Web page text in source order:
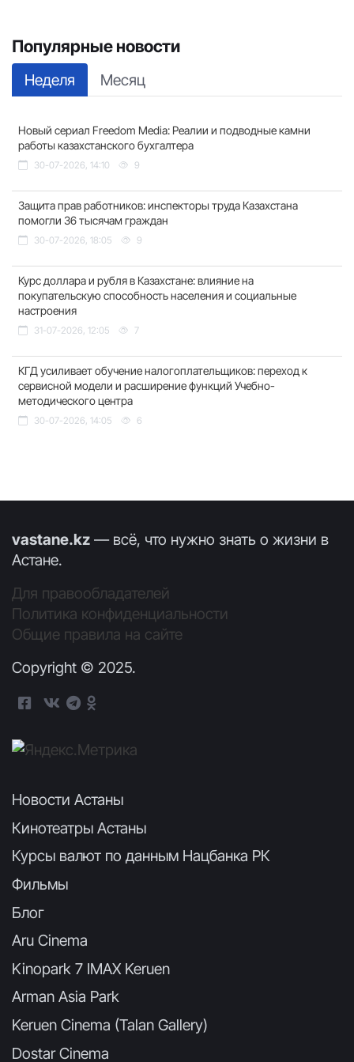
Популярные новости
Неделя Месяц
Новый сериал Freedom Media: Реалии и подводные камни
работы казахстанского бухгалтера
30-07-2026, 14:10 9
Защита прав работников: инспекторы труда Казахстана
помогли 36 тысячам граждан
30-07-2026, 18:05 9
Курс доллара и рубля в Казахстане: влияние на
покупательскую способность населения и социальные
настроения
31-07-2026, 12:05 7
КГД усиливает обучение налогоплательщиков: переход к
сервисной модели и расширение функций Учебно-
методического центра
30-07-2026, 14:05 6
vastane.kz — всё, что нужно знать о жизни в
Астане.
Для правообладателей
Политика конфиденциальности
Общие правила на сайте
Copyright © 2025.
Новости Астаны
Кинотеатры Астаны
Курсы валют по данным Нацбанка РК
Фильмы
Блог
Aru Cinema
Kinopark 7 IMAX Keruen
Arman Asia Park
Keruen Cinema (Talan Gallery)
Dostar Cinema